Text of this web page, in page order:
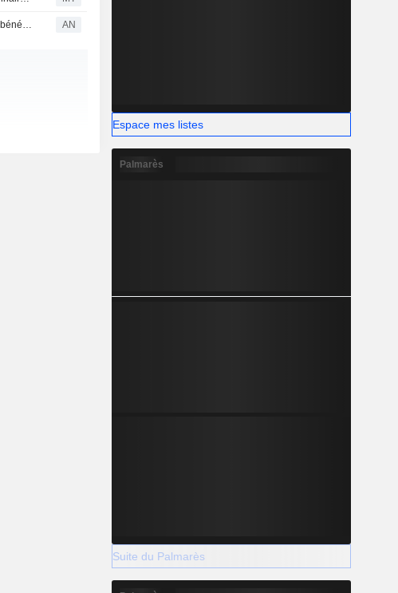
Kingfisher lance un nouveau rachat d'actions après la croissance de son bénéfice annuel AN
Espace mes listes
Palmarès
Suite du Palmarès